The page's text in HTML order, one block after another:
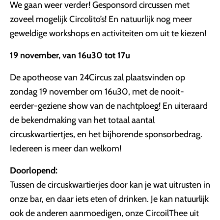
We gaan weer verder! Gesponsord circussen met
zoveel mogelijk Circolito’s! En natuurlijk nog meer
geweldige workshops en activiteiten om uit te kiezen!
19 november, van 16u30 tot 17u
De apotheose van 24Circus zal plaatsvinden op
zondag 19 november om 16u30, met de nooit-
eerder-geziene show van de nachtploeg! En uiteraard
de bekendmaking van het totaal aantal
circuskwartiertjes, en het bijhorende sponsorbedrag.
Iedereen is meer dan welkom!
Doorlopend:
Tussen de circuskwartierjes door kan je wat uitrusten in
onze bar, en daar iets eten of drinken. Je kan natuurlijk
ook de anderen aanmoedigen, onze CircoilThee uit